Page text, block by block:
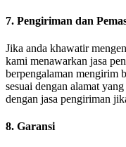
7. Pengiriman dan
Jika anda khawatir
kami menawarkan jasa
berpengalaman mengirim
sesuai dengan alamat
dengan jasa pengiriman
8. Garansi